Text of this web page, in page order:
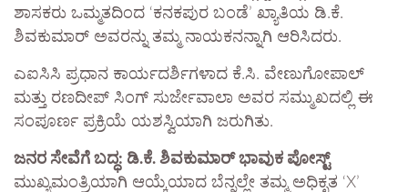
ಶಾಸಕರು ಒಮ್ಮತದಿಂದ ‘ಕನಕಪುರ ಬಂಡೆ’ ಖ್ಯಾತಿಯ ಡಿ.ಕೆ.
ಶಿವಕುಮಾರ್ ಅವರನ್ನು ತಮ್ಮ ನಾಯಕನನ್ನಾಗಿ ಆರಿಸಿದರು.
ಎಐಸಿಸಿ ಪ್ರಧಾನ ಕಾರ್ಯದರ್ಶಿಗಳಾದ ಕೆ.ಸಿ. ವೇಣುಗೋಪಾಲ್
ಮತ್ತು ರಣದೀಪ್ ಸಿಂಗ್ ಸುರ್ಜೇವಾಲಾ ಅವರ ಸಮ್ಮುಖದಲ್ಲಿ ಈ
ಸಂಪೂರ್ಣ ಪ್ರಕ್ರಿಯೆ ಯಶಸ್ವಿಯಾಗಿ ಜರುಗಿತು.
ಜನರ ಸೇವೆಗೆ ಬದ್ಧ: ಡಿ.ಕೆ. ಶಿವಕುಮಾರ್ ಭಾವುಕ ಪೋಸ್ಟ್​
ಮುಖ್ಯಮಂತ್ರಿಯಾಗಿ ಆಯ್ಕೆಯಾದ ಬೆನ್ನಲ್ಲೇ ತಮ್ಮ ಅಧಿಕೃತ ‘X’